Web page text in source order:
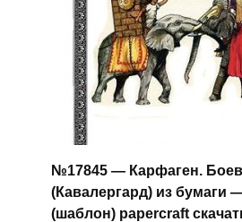
№17845 — Карфаген.
(Кавалергард) из бумаги
(шаблон) papercraft